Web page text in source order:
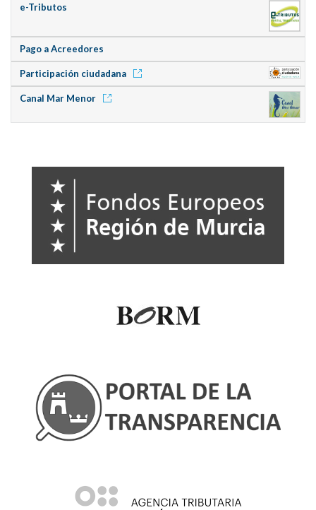
e-Tributos
Pago a Acreedores
Participación ciudadana
Canal Mar Menor